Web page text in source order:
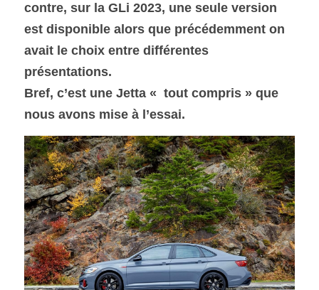
SOUMISSION RAPIDE
ASSURANCE
contre, sur la GLi 2023, une seule version
est disponible alors que précédemment on
avait le choix entre différentes
présentations.
Bref, c’est une Jetta «  tout compris » que
nous avons mise à l’essai.